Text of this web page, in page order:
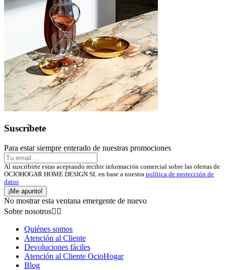
Suscríbete
Para estar siempre enterado de nuestras promociones
Al suscribirte estas aceptando recibir información comercial sobre las ofertas de
OCIOHOGAR HOME DESIGN SL en base a nuestra política de protección de
datos
¡Me apunto!
No mostrar esta ventana emergente de nuevo
Sobre nosotros 
Quiénes somos
Atención al Cliente
Devoluciones fáciles
Atención al Cliente OcioHogar
Blog